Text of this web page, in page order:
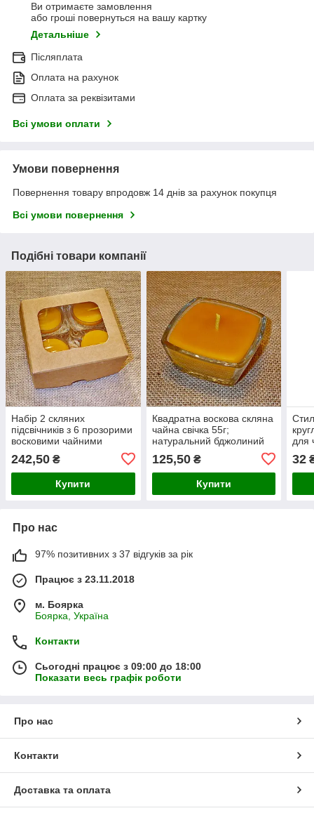
Ви отримаєте замовлення
або гроші повернуться на вашу картку
Детальніше
Післяплата
Оплата на рахунок
Оплата за реквізитами
Всі умови оплати
Умови повернення
Повернення товару впродовж 14 днів за рахунок покупця
Всі умови повернення
Подібні товари компанії
Набір 2 скляних
підсвічників з 6 прозорими
восковими чайними
Бежевий Крафт
242,50 ₴
Купити
Квадратна воскова скляна
чайна свічка 55г;
натуральний бджолиний
125,50₴
Купити
для
32
Про нас
97% позитивних з 37 відгуків за рік
Працює з 23.11.2018
м. Боярка
Боярка, Україна
Контакти
Сьогодні працює з 09:00 до 18:00
Показати весь графік роботи
Про нас
Контакти
Доставка та оплата